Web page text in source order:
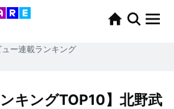
ー連載ランキング
ンキングTOP10】北野武